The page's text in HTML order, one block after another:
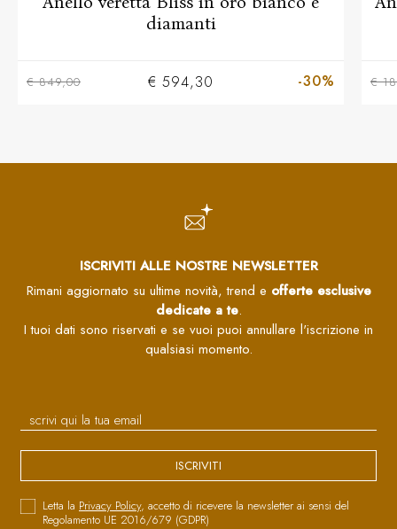
diamanti
€ 849,00 € 594,30 -30% €
ISCRIVITI ALLE NOSTRE NEWSLETTER
Rimani aggiornato su ultime novità, trend e offerte esclusive
dedicate a te.
I tuoi dati sono riservati e se vuoi puoi annullare l'iscrizione in
qualsiasi momento.
ISCRIVITI
Letta la Privacy Policy, accetto di ricevere la newsletter ai sensi del
Regolamento UE 2016/679 (GDPR)